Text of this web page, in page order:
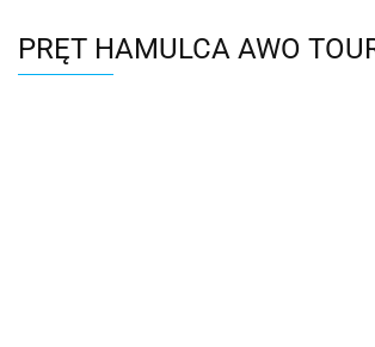
PRĘT HAMULCA AWO